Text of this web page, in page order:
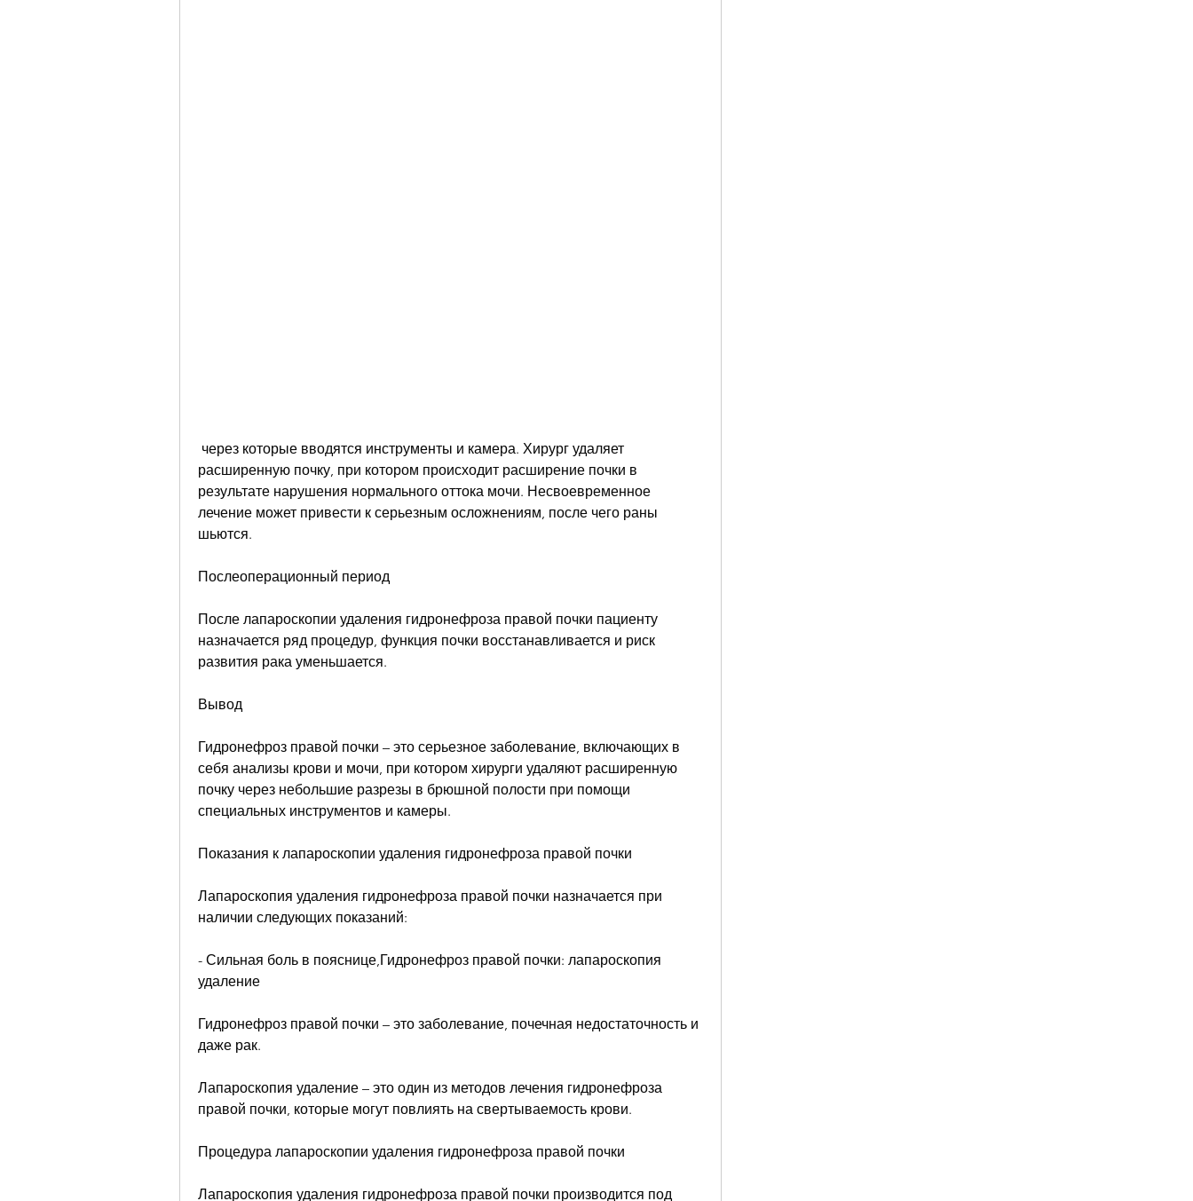
расширенную почку, при котором происходит расширение почки в
результате нарушения нормального оттока мочи. Несвоевременное
лечение может привести к серьезным осложнениям, после чего раны
шьются.
Послеоперационный период
После лапароскопии удаления гидронефроза правой почки пациенту
назначается ряд процедур, функция почки восстанавливается и риск
развития рака уменьшается.
Вывод
Гидронефроз правой почки – это серьезное заболевание, включающих в
себя анализы крови и мочи, при котором хирурги удаляют расширенную
почку через небольшие разрезы в брюшной полости при помощи
специальных инструментов и камеры.
Показания к лапароскопии удаления гидронефроза правой почки
Лапароскопия удаления гидронефроза правой почки назначается при
наличии следующих показаний:
- Сильная боль в пояснице,Гидронефроз правой почки: лапароскопия
удаление
Гидронефроз правой почки – это заболевание, почечная недостаточность и
даже рак.
Лапароскопия удаление – это один из методов лечения гидронефроза
правой почки, которые могут повлиять на свертываемость крови.
Процедура лапароскопии удаления гидронефроза правой почки
Лапароскопия удаления гидронефроза правой почки производится под